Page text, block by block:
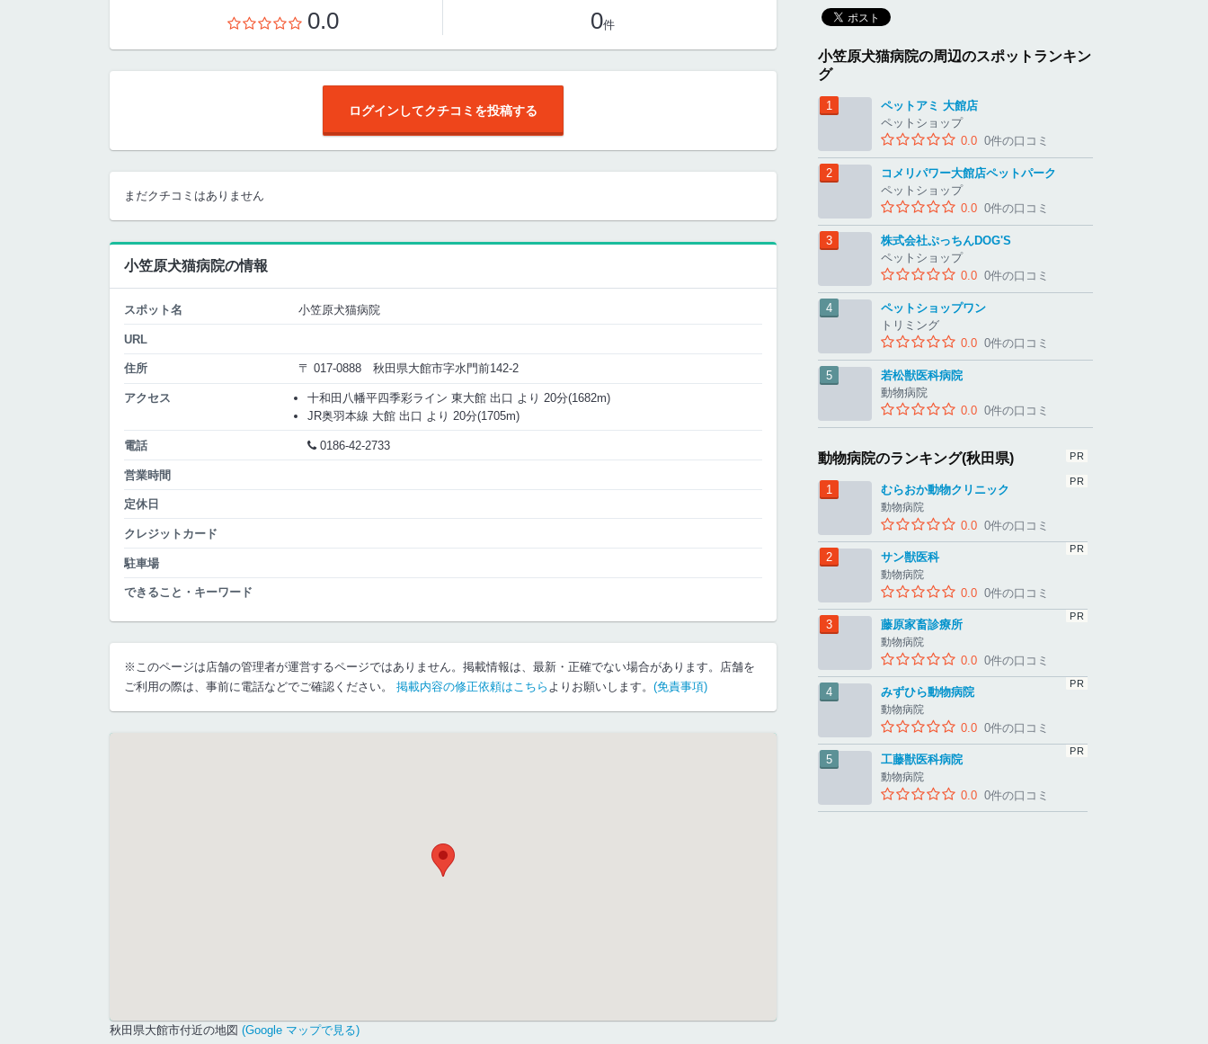
0.0 0件
ログインしてクチコミを投稿する
まだクチコミはありません
小笠原犬猫病院の情報
スポット名 小笠原犬猫病院
URL
住所 〒 017-0888 秋田県大館市字水門前142-2
アクセス
十和田八幡平四季彩ライン 東大館 出口 より 20分(1682m)
JR奥羽本線 大館 出口 より 20分(1705m)
電話 0186-42-2733
営業時間
定休日
クレジットカード
駐車場
できること・キーワード
※このページは店舗の管理者が運営するページではありません。掲載情報は、最新・正確でない場合があります。店舗を
ご利用の際は、事前に電話などでご確認ください。 掲載内容の修正依頼はこちら よりお願いします。 (免責事項)
秋田県大館市付近の地図 (Google マップで見る)
小笠原犬猫病院の周辺のスポットランキン
グ
ペットアミ 大館店
ペットショップ
0.0 0件の口コミ
コメリパワー大館店ペットパーク
ペットショップ
0.0 0件の口コミ
株式会社ぷっちんDOG'S
ペットショップ
0.0 0件の口コミ
ペットショップワン
トリミング
0.0 0件の口コミ
若松獣医科病院
動物病院
0.0 0件の口コミ
動物病院のランキング(秋田県)
むらおか動物クリニック
動物病院
0.0 0件の口コミ
サン獣医科
動物病院
0.0 0件の口コミ
藤原家畜診療所
動物病院
0.0 0件の口コミ
みずひら動物病院
動物病院
0.0 0件の口コミ
工藤獣医科病院
動物病院
0.0 0件の口コミ